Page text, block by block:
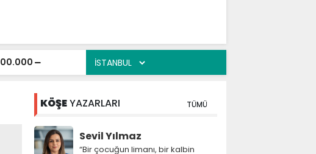
00.000
KÖŞEYAZARLARI TÜMÜ
Sevil Yılmaz
“Bir çocuğun limanı, bir kalbin